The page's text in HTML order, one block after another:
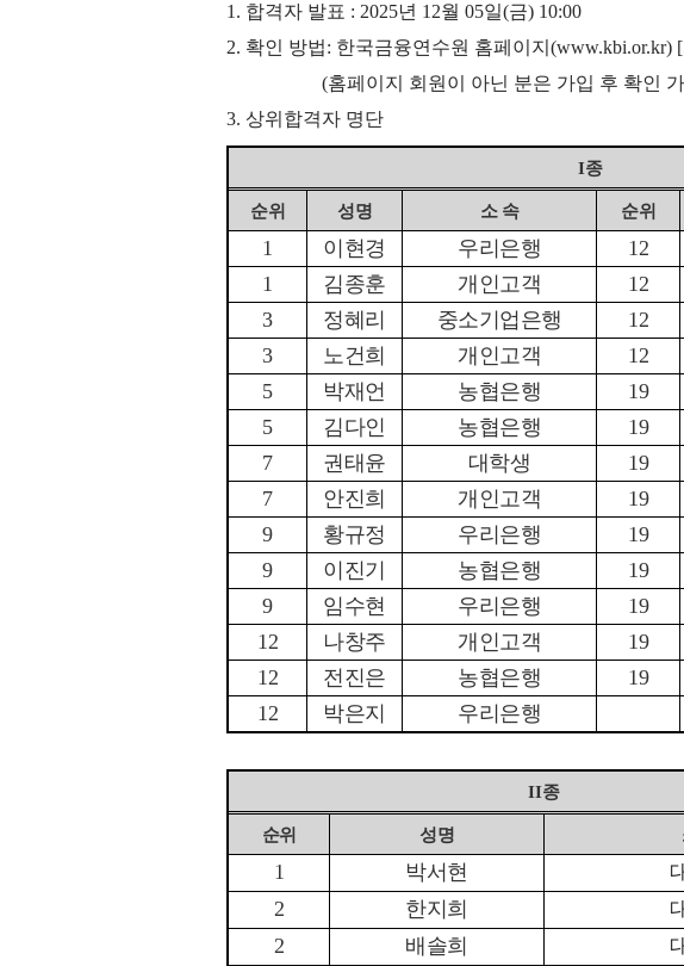
1. 합격자 발표 : 2025년 12월 05일(금) 10:00
2. 확인 방법: 한국금융연수원 홈페이지 (www.kbi.or.kr) [
(홈페이지 회원이 아닌 분은 가입 후 확인
3. 상위합격자 명단
I종
순위 성명 소 속 순위
1 이현경 우리은행 12
1
김종훈 개인고객 12
3
정혜리 중소기업은행 12
3
노건희 개인고객 12
5
박재언 농협은행 19
5
김다인 농협은행 19
7
권태윤 대학생 19
7
안진희 개인고객 19
9
황규정 우리은행 19
9
이진기 농협은행 19
9
임수현 우리은행 19
12
나창주 개인고객 19
12
전진은 농협은행 19
12
박은지 우리은행
II종
순위 성명
1 박서현
2
한지희
2
배솔희